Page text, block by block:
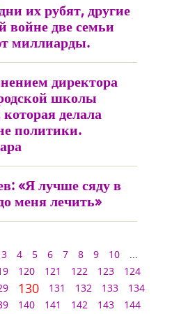
их рубят, другие
две семьи
миллиарды.
директора
школы
делала
политики.
«Я лучше сяду в
меня лечить»
3 4 5 6 7 8 9 10
...
120 121 122 123
124
130 131 132 133
134
140 141 142 143
144